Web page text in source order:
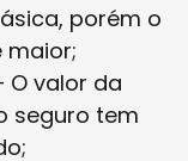
porém o
maior;
O valor da
seguro tem